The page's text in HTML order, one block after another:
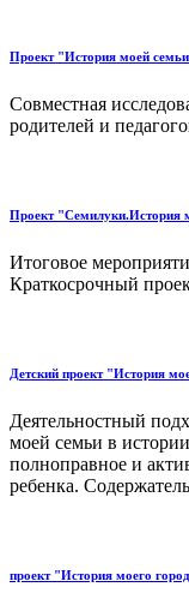
Проект "История моей
Совместная
родителей и
Проект "Семилуки.История
Итоговое
Краткосрочный
Детский проект "История
Деятельностный
моей семьи в
полноправное и
ребенка.
проект "История моего